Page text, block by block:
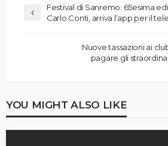
Festival di Sanremo: 65esima
Carlo Conti, arriva l’app per il
Nuove tassazioni ai
pagare gli
YOU MIGHT ALSO LIKE